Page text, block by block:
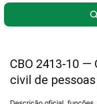
CBO 2413-10
civil de